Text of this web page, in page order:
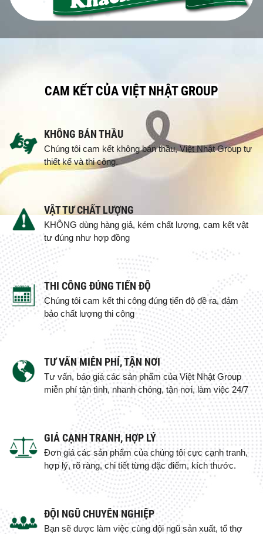
CAM KẾT CỦA VIỆT NHẬT GROUP
KHÔNG BÁN THẦU
Chúng tôi cam kết không bán thầu, Việt Nhật Group tự
thiết kế và thi công.
VẬT TƯ CHẤT LƯỢNG
KHÔNG dùng hàng giả, kém chất lượng, cam kết vật
tư đúng như hợp đồng
THI CÔNG ĐÚNG TIẾN ĐỘ
Chúng tôi cam kết thi công đúng tiến độ đề ra, đảm
bảo chất lượng thi công
TƯ VẤN MIỄN PHÍ, TẬN NƠI
Tư vấn, báo giá các sản phẩm của Việt Nhật Group
miễn phí tận tình, nhanh chóng, tận nơi, làm việc 24/7
GIÁ CẠNH TRANH, HỢP LÝ
Đơn giá các sản phẩm của chúng tôi cực cạnh tranh,
hợp lý, rõ ràng, chi tiết từng đặc điểm, kích thước.
ĐỘI NGŨ CHUYÊN NGHIỆP
Bạn sẽ được làm việc cùng đội ngũ sản xuất, tổ thợ